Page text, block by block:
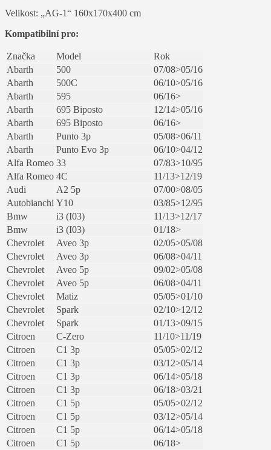
Velikost: „AG-1“ 160x170x400 cm
Kompatibilní pro:
Značka Model
Rok
Abarth
500
07/08>05/16
Abarth
500C
06/10>05/16
Abarth
595
06/16>
Abarth
695 Biposto
12/14>05/16
Abarth
695 Biposto
06/16>
Abarth
Punto 3p
05/08>06/11
Abarth
Punto Evo 3p
06/10>04/12
Alfa Romeo 33
07/83>10/95
Alfa Romeo 4C
11/13>12/19
Audi
A2 5p
07/00>08/05
Autobianchi Y10
03/85>12/95
Bmw
i3 (I03)
11/13>12/17
Bmw
i3 (I03)
01/18>
Chevrolet
Aveo 3p
02/05>05/08
Chevrolet
Aveo 3p
06/08>04/11
Chevrolet
Aveo 5p
09/02>05/08
Chevrolet
Aveo 5p
06/08>04/11
Chevrolet
Matiz
05/05>01/10
Chevrolet
Spark
02/10>12/12
Chevrolet
Spark
01/13>09/15
Citroen
C-Zero
11/10>11/19
Citroen
C1 3p
05/05>02/12
Citroen
C1 3p
03/12>05/14
Citroen
C1 3p
06/14>05/18
Citroen
C1 3p
06/18>03/21
Citroen
C1 5p
05/05>02/12
Citroen
C1 5p
03/12>05/14
Citroen
C1 5p
06/14>05/18
Citroen
C1 5p
06/18>